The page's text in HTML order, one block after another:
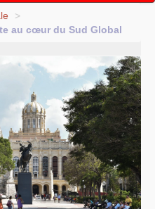
>
au cœur du Sud Global